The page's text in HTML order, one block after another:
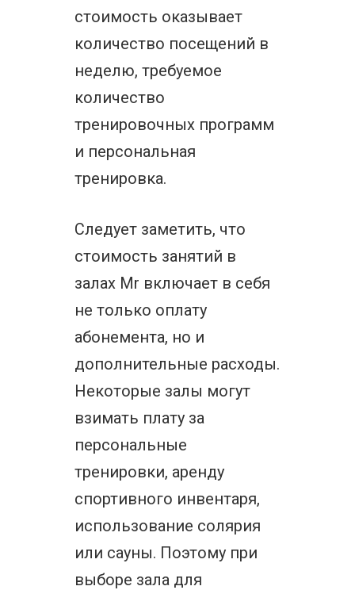
стоимость оказывает
количество посещений в
неделю, требуемое
количество
тренировочных программ
и персональная
тренировка.
Следует заметить, что
стоимость занятий в
залах Mr включает в себя
не только оплату
абонемента, но и
дополнительные расходы.
Некоторые залы могут
взимать плату за
персональные
тренировки, аренду
спортивного инвентаря,
использование солярия
или сауны. Поэтому при
выборе зала для